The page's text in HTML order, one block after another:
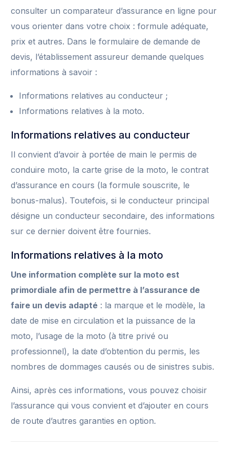
consulter un comparateur d’assurance en ligne pour
vous orienter dans votre choix : formule adéquate,
prix et autres. Dans le formulaire de demande de
devis, l’établissement assureur demande quelques
informations à savoir :
Informations relatives au conducteur ;
Informations relatives à la moto.
Informations relatives au conducteur
Il convient d’avoir à portée de main le permis de
conduire moto, la carte grise de la moto, le contrat
d’assurance en cours (la formule souscrite, le
bonus-malus). Toutefois, si le conducteur principal
désigne un conducteur secondaire, des informations
sur ce dernier doivent être fournies.
Informations relatives à la moto
Une information complète sur la moto est
primordiale afin de permettre à l’assurance de
faire un devis adapté : la marque et le modèle, la
date de mise en circulation et la puissance de la
moto, l’usage de la moto (à titre privé ou
professionnel), la date d’obtention du permis, les
nombres de dommages causés ou de sinistres subis.
Ainsi, après ces informations, vous pouvez choisir
l’assurance qui vous convient et d’ajouter en cours
de route d’autres garanties en option.